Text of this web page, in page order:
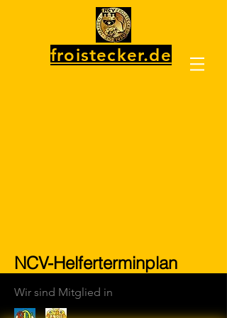
froistecker.de
NCV-Helferterminplan
Wir sind Mitglied in